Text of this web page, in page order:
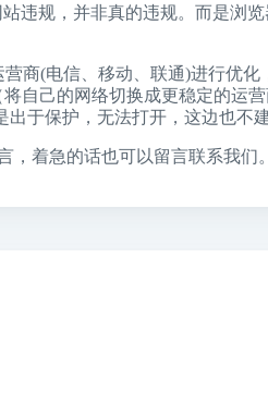
违规，并非真的违规。而是浏
商(电信、移动、联通)进行优
自己的网络切换成更稳定的运
于保护，无法打开，这边也不
，着急的话也可以留言联系我们。